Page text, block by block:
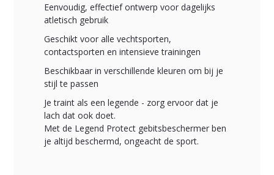
Eenvoudig, effectief ontwerp voor dagelijks
atletisch gebruik
Geschikt voor alle vechtsporten,
contactsporten en intensieve trainingen
Beschikbaar in verschillende kleuren om bij je
stijl te passen
Je traint als een legende - zorg ervoor dat je
lach dat ook doet.
Met de Legend Protect gebitsbeschermer ben
je altijd beschermd, ongeacht de sport.